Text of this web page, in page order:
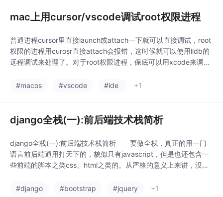
mac上用cursor/vscode调试root权限进程
普通进程cursor里直接launch或attach一下就可以直接调试，root
权限的进程用curosr直接attach会报错，这时候就可以使用lldb的
远程调试来处理了。对于root权限进程，保底可以用xcode来调
在本文覆盖范围内。这样就可以很方便的在cursor里attach或laun
#macos #vscode #ide +1
django全栈(一):前后端技术栈简析
django全栈(一):前后端技术栈简析 要做全栈，真正的用一门
语言前后端通用打天下的，貌似只有javascript，但是也还包含一
些前端的脚本之类css、html之类的。从严格的意义上来讲，没有
选择合适的技术栈，甚至用上docker微服务之类的。由此可见，
#django #bootstrap #jquery +1